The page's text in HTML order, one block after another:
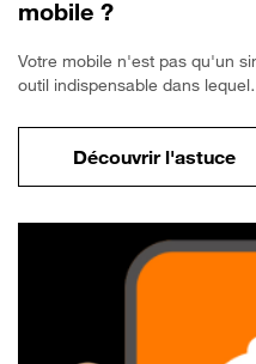
mobile ?
Votre mobile n'est pas qu'un
outil indispensable dans
Découvrir l'astuce
pour